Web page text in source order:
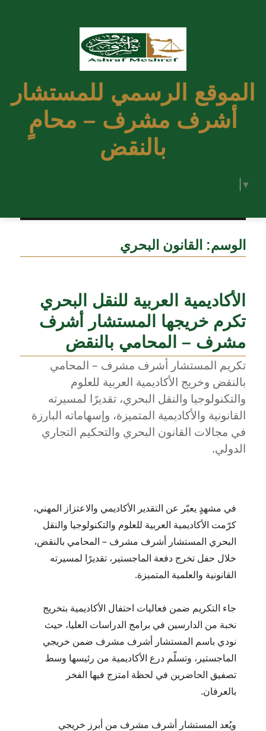
الموقع الرسمي للمستشار
أشرف مشرف – محامٍ
بالنقض
▼
الوسم: القانون البحري
الأكاديمية العربية للنقل البحري
تكرم خريجها المستشار أشرف
مشرف – المحامي بالنقض
تكريم المستشار أشرف مشرف – المحامي
بالنقض وخريج الأكاديمية العربية للعلوم
والتكنولوجيا والنقل البحري، تقديرًا لمسيرته
القانونية والأكاديمية المتميزة، وإسهاماته البارزة
في مجالات القانون البحري والتحكيم التجاري
الدولي.
في مشهدٍ يعبّر عن التقدير الأكاديمي والاعتزاز المهني،
كرّمت الأكاديمية العربية للعلوم والتكنولوجيا والنقل
البحري المستشار أشرف مشرف – المحامي بالنقض،
خلال حفل تخرج دفعة الماجستير، تقديرًا لمسيرته
القانونية والعلمية المتميزة.
جاء التكريم ضمن فعاليات احتفال الأكاديمية بتخريج
نخبة من الدارسين في برامج الدراسات العليا، حيث
نودي باسم المستشار أشرف مشرف ضمن خريجي
الماجستير، وتسلّم درع الأكاديمية من رئيسها وسط
تصفيق الحاضرين في لحظة امتزج فيها الفخر
بالعرفان.
ويُعد المستشار أشرف مشرف من أبرز خريجي